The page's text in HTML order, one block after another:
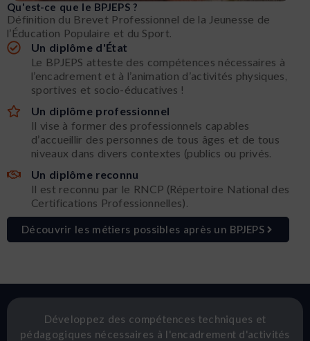
Qu'est-ce que le BPJEPS ?
Définition du Brevet Professionnel de la Jeunesse de
l’Éducation Populaire et du Sport.
Un diplôme d'État
Le BPJEPS atteste des compétences nécessaires à
l’encadrement et à l’animation d’activités physiques,
sportives et socio-éducatives !
Un diplôme professionnel
Il vise à former des professionnels capables
d’accueillir des personnes de tous âges et de tous
niveaux dans divers contextes (publics ou privés.
Un diplôme reconnu
Il est reconnu par le RNCP (Répertoire National des
Certifications Professionnelles).
Découvrir les métiers possibles après un BPJEPS
Développez des compétences techniques et
pédagogiques nécessaires à l'encadrement d'activités